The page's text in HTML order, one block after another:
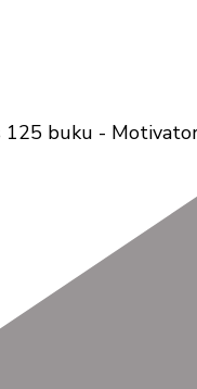
buku -